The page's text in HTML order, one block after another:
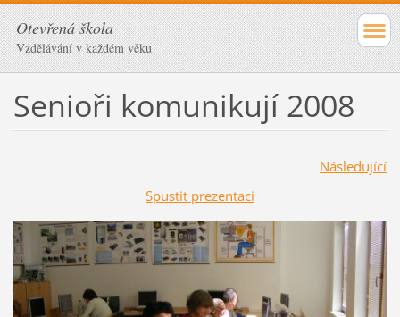
Otevřená škola
Vzdělávání v každém věku
Senioři komunikují 2008
Následující
Spustit prezentaci